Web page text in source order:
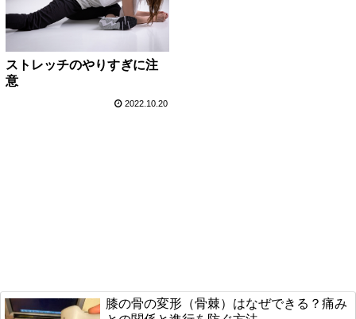
ストレッチのやりすぎに注
意
2022.10.20
膝の骨の変形（骨棘）はなぜできる？痛み